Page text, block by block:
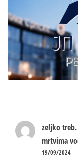
zeljko treb.
mrtvima
19/09/2024